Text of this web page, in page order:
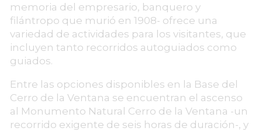
memoria del empresario, banquero y
filántropo que murió en 1908- ofrece una
variedad de actividades para los visitantes, que
incluyen tanto recorridos autoguiados como
guiados.
Entre las opciones disponibles en la Base del
Cerro de la Ventana se encuentran el ascenso
al Monumento Natural Cerro de la Ventana -un
recorrido exigente de seis horas de duración-, y